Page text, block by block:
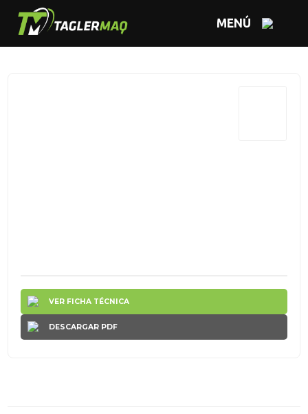
MENÚ
VER FICHA TÉCNICA
DESCARGAR PDF